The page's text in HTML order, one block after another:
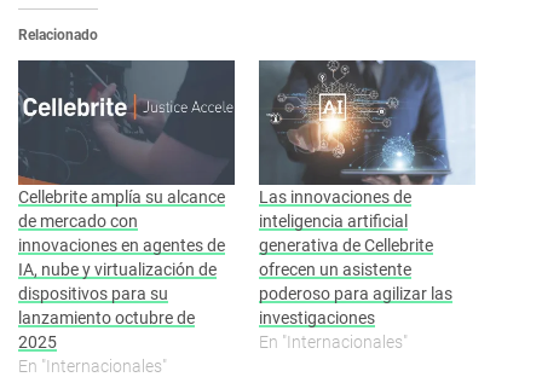
Relacionado
Cellebrite amplía su alcance
de mercado con
innovaciones en agentes de
IA, nube y virtualización de
dispositivos para su
lanzamiento octubre de
2025
En "Internacionales"
Las innovaciones de
inteligencia artificial
generativa de Cellebrite
ofrecen un asistente
poderoso para agilizar las
investigaciones
En "Internacionales"